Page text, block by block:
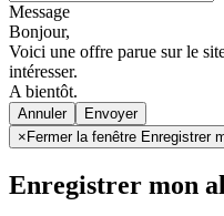
Message
Bonjour,
Voici une offre parue sur le
intéresser.
A bientôt.
Annuler
× Fermer la fenêtre Enregistrer
Enregistrer mon